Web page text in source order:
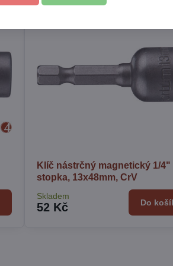
Klíč nástrčný magnetický 1/4"
stopka, 13x48mm, CrV
Skladem
52 Kč Do